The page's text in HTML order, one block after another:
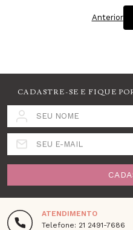
Anterior
CADASTRE-SE E FIQUE
SEU NOME
SEU E-MAIL
ATENDIMENTO
Telefone: 21 2491-7686